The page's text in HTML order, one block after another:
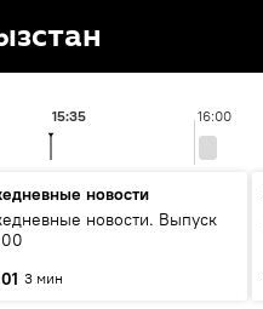
16:00
15:35
новости
новости. Выпуск
3 мин